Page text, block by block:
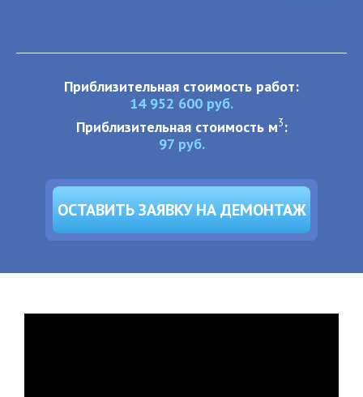
Приблизительная стоимость работ:
14 952 600 руб.
Приблизительная стоимость м3:
97руб.
ОСТАВИТЬ ЗАЯВКУ НА ДЕМОНТАЖ